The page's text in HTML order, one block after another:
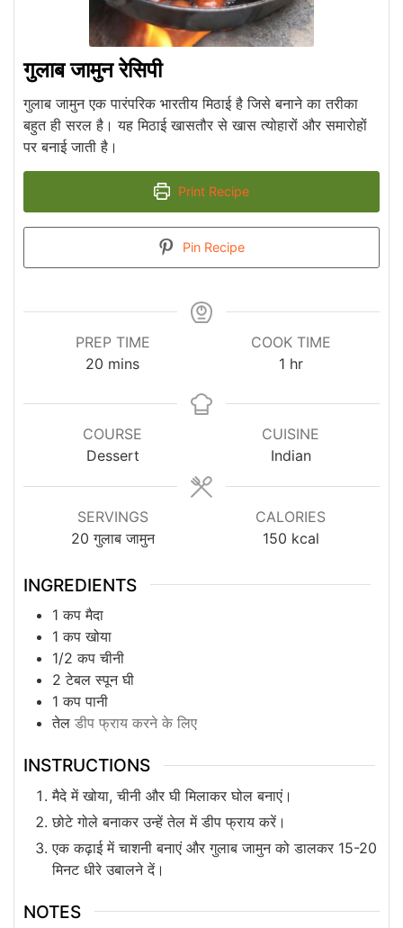
गुलाब जामुन रेसिपी
गुलाब जामुन एक पारंपरिक भारतीय मिठाई है जिसे बनाने का तरीका
बहुत ही सरल है। यह मिठाई खासतौर से खास त्योहारों और समारोहों
पर बनाई जाती है।
Print Recipe
Pin Recipe
PREP TIME
20 minutes
mins
COOK TIME
1hour
hr
COURSE
Dessert
CUISINE
Indian
SERVINGS
20 गुलाब जामुन
CALORIES
150 kcal
INGREDIENTS
1 कप मैदा
1 कप खोया
1/2 कप चीनी
2 टेबल स्पून घी
1 कप पानी
तेल डीप फ्राय करने के लिए
INSTRUCTIONS
मैदे में खोया, चीनी और घी मिलाकर घोल बनाएं।
छोटे गोले बनाकर उन्हें तेल में डीप फ्राय करें।
एक कढ़ाई में चाशनी बनाएं और गुलाब जामुन को डालकर 15-20
मिनट धीरे उबालने दें।
NOTES